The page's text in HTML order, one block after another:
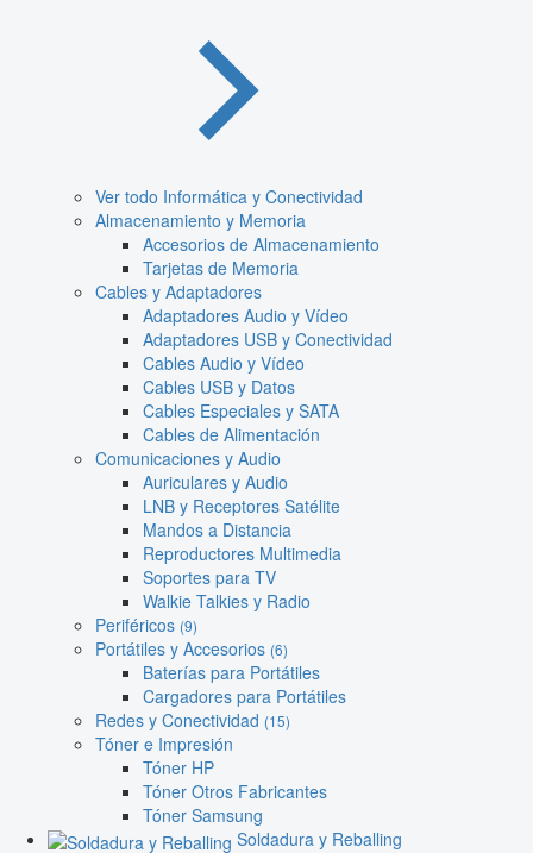
Ver todo Informática y Conectividad
Almacenamiento y Memoria
Accesorios de Almacenamiento
Tarjetas de Memoria
Cables y Adaptadores
Adaptadores Audio y Vídeo
Adaptadores USB y Conectividad
Cables Audio y Vídeo
Cables USB y Datos
Cables Especiales y SATA
Cables de Alimentación
Comunicaciones y Audio
Auriculares y Audio
LNB y Receptores Satélite
Mandos a Distancia
Reproductores Multimedia
Soportes para TV
Walkie Talkies y Radio
Periféricos (9)
Portátiles y Accesorios (6)
Baterías para Portátiles
Cargadores para Portátiles
Redes y Conectividad (15)
Tóner e Impresión
Tóner HP
Tóner Otros Fabricantes
Tóner Samsung
Soldadura y Reballing